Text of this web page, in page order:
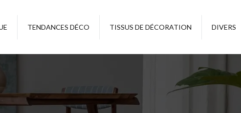
TENDANCES DÉCO TISSUS DE DÉCORATION DIVERS